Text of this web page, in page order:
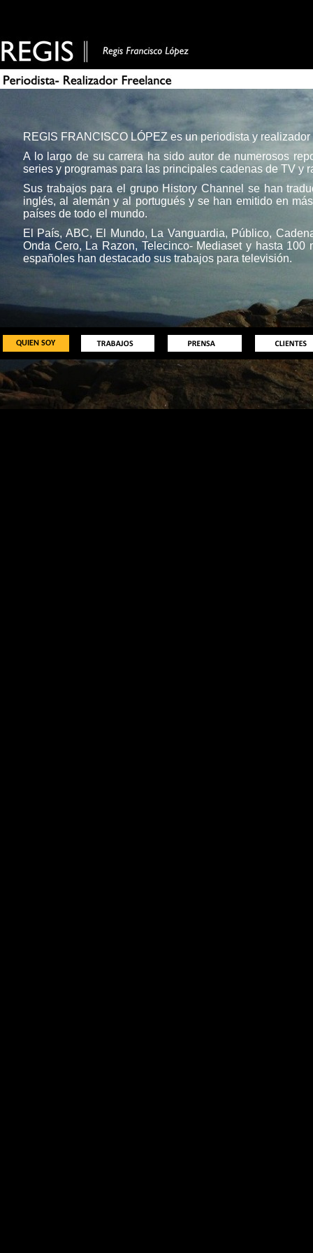
QUIEN SOY
REGIS FRANCISCO LÓPEZ es un periodista y realizador
A lo largo de su carrera ha sido autor de numerosos
series y programas para las principales cadenas de TV y
Sus trabajos para el grupo History Channel se han
inglés, al alemán y al portugués y se han emitido en
países de todo el mundo.
El País, ABC, El Mundo, La Vanguardia, Público,
Onda Cero, La Razon, Telecinco- Mediaset y hasta 100
españoles han destacado sus trabajos para televisión.